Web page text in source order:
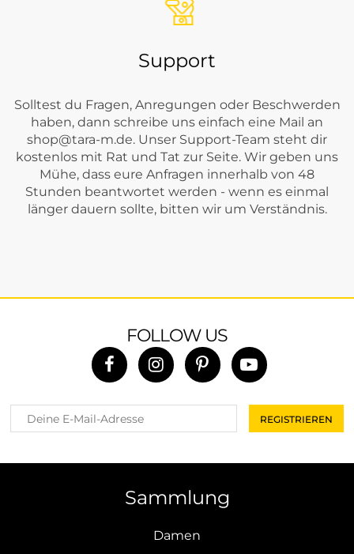
Support
Solltest du Fragen, Anregungen oder Beschwerden
haben, dann schreibe uns einfach eine Mail an
shop@tara-m.de. Unser Support-Team steht dir
kostenlos mit Rat und Tat zur Seite. Wir geben uns
Mühe, dass eure Anfragen innerhalb von 48
Stunden beantwortet werden - wenn es einmal
länger dauern sollte, bitten wir um Verständnis.
FOLLOW US
Sammlung
Damen